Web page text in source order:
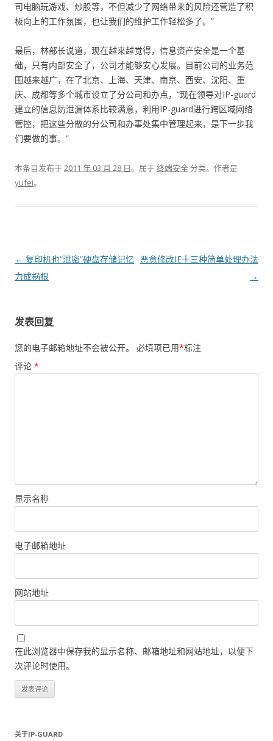
司电脑玩游戏、炒股等，不但减少了网络带来的风险还营造了积
极向上的工作氛围，也让我们的维护工作轻松多了。”
最后，林部长说道，现在越来越觉得，信息资产安全是一个基
础，只有内部安全了，公司才能够安心发展。目前公司的业务范
围越来越广，在了北京、上海、天津、南京、西安、沈阳、重
庆、成都等多个城市设立了分公司和办点，“现在领导对IP-guard
建立的信息防泄漏体系比较满意，利用IP-guard进行跨区域网络
管控，把这些分散的分公司和办事处集中管理起来，是下一步我
们要做的事。”
本条目发布于2011 年 03 月 28 日。属于终端安全分类。 作者是
yufei。
文章导航
← 复印机也“泄密”硬盘存储记忆
力成祸根
恶意修改IE十三种简单处理办法
→
发表回复
您的电子邮箱地址不会被公开。 必填项已用*标注
评论 *
显示名称
电子邮箱地址
网站地址
在此浏览器中保存我的显示名称、邮箱地址和网站地址，以便下
次评论时使用。
关于IP-GUARD